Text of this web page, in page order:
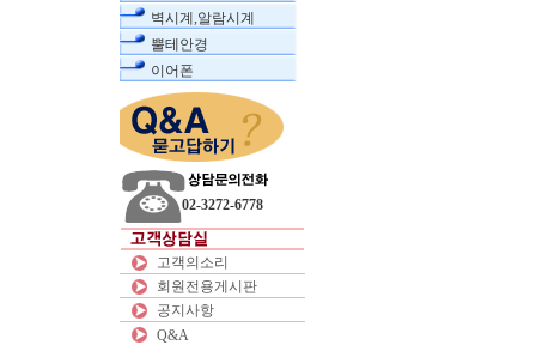
벽시계,알람시계
뿔테안경
이어폰
02-3272-6778
고객의소리
회원전용게시판
공지사항
Q&A